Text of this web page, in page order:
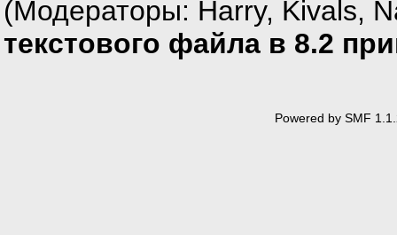
(Модераторы: Harry, Kivals,
текстового файла в 8.2
Powered by SMF